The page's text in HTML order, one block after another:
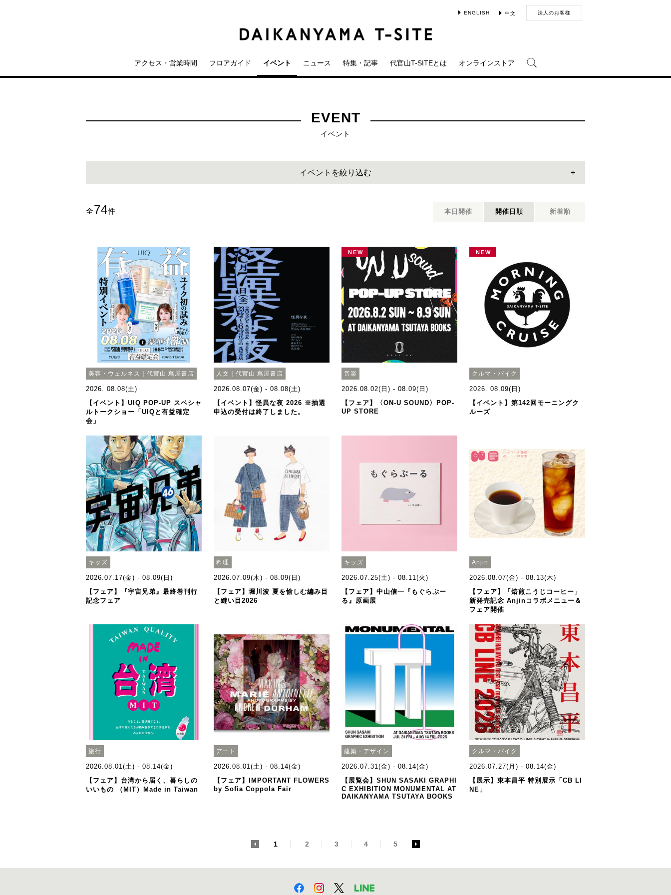
ENGLISH 中文 法人のお客様
アクセス・営業時間 フロアガイド イベント ニュース 特集・記事 代官山T-SITEとは オンラインストア
EVENT
イベント
イベントを絞り込む
全74件 本日開催 開催日順 新着順
美容・ウェルネス｜代官山 蔦屋書店
2026. 08.08(土)
【イベント】UIQ POP-UP スペシャ
ルトークショー「UIQと有益確定
会」
人文｜代官山 蔦屋書店
2026.08.07(金) - 08.08(土)
【イベント】怪異な夜 2026 ※抽選
申込の受付は終了しました。
NEW
音楽
2026.08.02(日) - 08.09(日)
【フェア】〈ON-U SOUND〉POP-
UP STORE
NEW
クルマ・バイク
2026. 08.09(日)
【イベント】第142回モーニングク
ルーズ
キッズ
2026.07.17(金) - 08.09(日)
【フェア】『宇宙兄弟』最終巻刊行
記念フェア
料理
2026.07.09(木) - 08.09(日)
【フェア】堀川波 夏を愉しむ編み目
と縫い目2026
キッズ
2026.07.25(土) - 08.11(火)
【フェア】中山信一『もぐらぷー
る』原画展
Anjin
2026.08.07(金) - 08.13(木)
【フェア】「焙煎こうじコーヒー」
新発売記念 Anjinコラボメニュー＆
フェア開催
旅行
2026.08.01(土) - 08.14(金)
【フェア】台湾から届く、暮らしの
いいもの （MIT）Made in Taiwan
アート
2026.08.01(土) - 08.14(金)
【フェア】IMPORTANT FLOWERS
by Sofia Coppola Fair
建築・デザイン
2026.07.31(金) - 08.14(金)
【展覧会】SHUN SASAKI GRAPHI
C EXHIBITION MONUMENTAL AT
DAIKANYAMA TSUTAYA BOOKS
クルマ・バイク
2026.07.27(月) - 08.14(金)
【展示】東本昌平 特別展示「CB LI
NE」
1 2 3 4 5